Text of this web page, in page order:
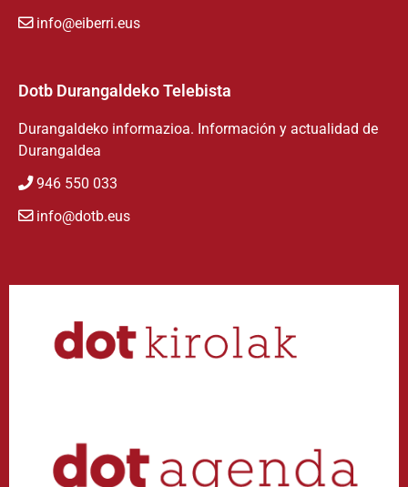
info@eiberri.eus
Dotb Durangaldeko Telebista
Durangaldeko informazioa. Información y actualidad de
Durangaldea
946 550 033
info@dotb.eus